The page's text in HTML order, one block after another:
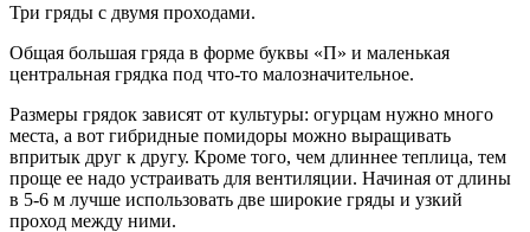
Три гряды с двумя проходами.
Общая большая гряда в форме буквы «П» и маленькая
центральная грядка под что-то малозначительное.
Размеры грядок зависят от культуры: огурцам нужно много
места, а вот гибридные помидоры можно выращивать
впритык друг к другу. Кроме того, чем длиннее теплица, тем
проще ее надо устраивать для вентиляции. Начиная от длины
в 5-6 м лучше использовать две широкие гряды и узкий
проход между ними.